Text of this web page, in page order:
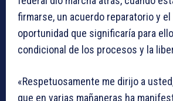
firmarse, un acuerdo reparatorio y
oportunidad que significaría para
condicional de los procesos y la
«Respetuosamente me dirijo a
que en varias mañaneras ha